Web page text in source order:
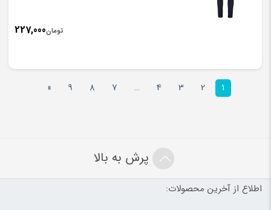
تومان227,000
1
2
3
4
…
7
8
9
»
پرش به بالا
اطلاع از آخرین محصولات: